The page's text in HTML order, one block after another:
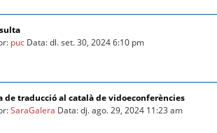
puc Data: dl. set. 30, 2024 6:10 pm
de traducció al català de vidoeconferències
SaraGalera Data: dj. ago. 29, 2024 11:23 am